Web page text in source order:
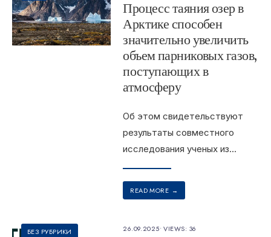
Процесс таяния озер в
Арктике способен
значительно увеличить
объем парниковых газов,
поступающих в
атмосферу
Об этом свидетельствуют
результаты совместного
исследования ученых из...
READ MORE →
БЕЗ РУБРИКИ 26.09.2025•VIEWS: 36